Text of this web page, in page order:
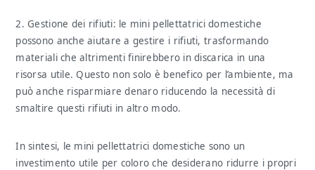
2. Gestione dei rifiuti: le mini pellettatrici domestiche
possono anche aiutare a gestire i rifiuti, trasformando
materiali che altrimenti finirebbero in discarica in una
risorsa utile. Questo non solo è benefico per l’ambiente, ma
può anche risparmiare denaro riducendo la necessità di
smaltire questi rifiuti in altro modo.
In sintesi, le mini pellettatrici domestiche sono un
investimento utile per coloro che desiderano ridurre i propri